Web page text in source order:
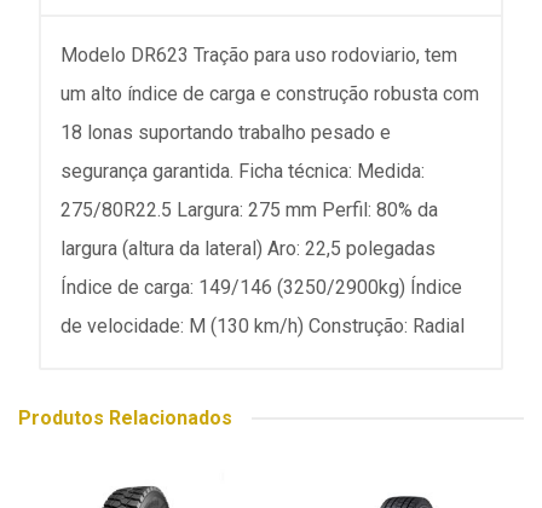
Modelo DR623 Tração para uso rodoviario, tem
um alto índice de carga e construção robusta com
18 lonas suportando trabalho pesado e
segurança garantida. Ficha técnica: Medida:
275/80R22.5 Largura: 275 mm Perfil: 80% da
largura (altura da lateral) Aro: 22,5 polegadas
Índice de carga: 149/146 (3250/2900kg) Índice
de velocidade: M (130 km/h) Construção: Radial
Produtos Relacionados